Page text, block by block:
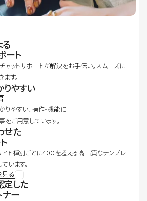
る
ート
ャットサポートが解決をお手伝い。スムーズに
す。
りやすい
りやすい、操作・機能に
をご用意しています。
せた
イト種別ごとに400を超える高品質なテンプレ
います。
見る
定した
ナー